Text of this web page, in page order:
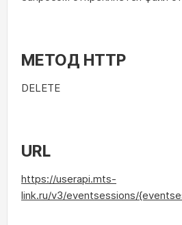
МЕТОД HTTP
DELETE
URL
https://userapi.mts-
link.ru/v3/eventsessions/